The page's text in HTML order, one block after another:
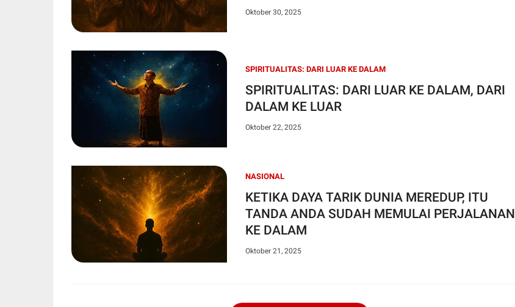
Oktober 30, 2025
SPIRITUALITAS: DARI LUAR KE DALAM
SPIRITUALITAS: DARI LUAR KE DALAM, DARI
DALAM KE LUAR
Oktober 22, 2025
NASIONAL
KETIKA DAYA TARIK DUNIA MEREDUP, ITU
TANDA ANDA SUDAH MEMULAI PERJALANAN
KE DALAM
Oktober 21, 2025